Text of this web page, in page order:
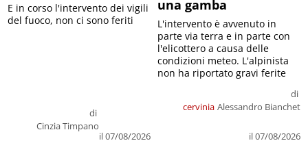
di
Cinzia Timpano
il 07/08/2026
E in corso l'intervento dei vigili
del fuoco, non ci sono feriti
una gamba
cervinia
di
Alessandro Bianchet
il 07/08/2026
L'intervento è avvenuto in
parte via terra e in parte con
l'elicottero a causa delle
condizioni meteo. L'alpinista
non ha riportato gravi ferite